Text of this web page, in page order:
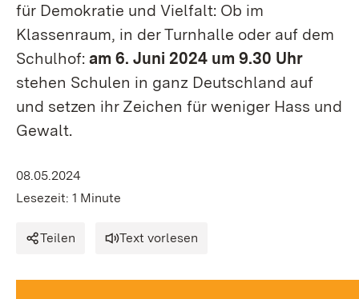
für Demokratie und Vielfalt: Ob im
Klassenraum, in der Turnhalle oder auf dem
Schulhof: am 6. Juni 2024 um 9.30 Uhr
stehen Schulen in ganz Deutschland auf
und setzen ihr Zeichen für weniger Hass und
Gewalt.
08.05.2024
Lesezeit: 1 Minute
Teilen Text vorlesen